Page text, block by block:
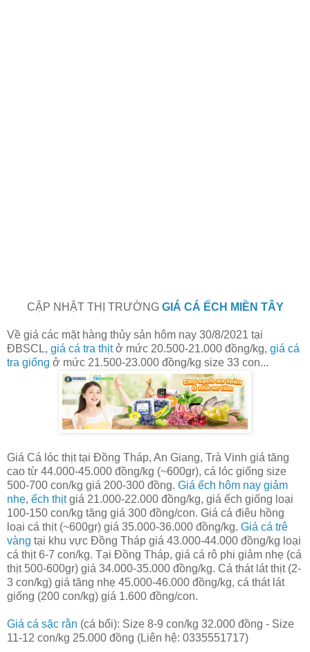
CẬP NHẬT THỊ TRƯỜNG GIÁ CÁ ẾCH MIỀN TÂY
Về giá các mặt hàng thủy sản hôm nay 30/8/2021 tại
ĐBSCL, giá cá tra thịtở mức 20.500-21.000 đồng/kg, giá cá
tra giống ở mức 21.500-23.000 đồng/kg size 33 con...
Giá Cá lóc thịt tại Đồng Tháp, An Giang, Trà Vinh giá tăng
cao từ 44.000-45.000 đồng/kg (~600gr), cá lóc giống size
500-700 con/kg giá 200-300 đồng. Giá ếch hôm nay giảm
nhẹ, ếch thịtgiá 21.000-22.000 đồng/kg, giá ếch giống loại
100-150 con/kg tăng giá 300 đồng/con. Giá cá điêu hồng
loại cá thịt (~600gr) giá 35.000-36.000 đồng/kg. Giá cá trê
vàng tại khu vực Đồng Tháp giá 43.000-44.000 đồng/kg loại
cá thịt 6-7 con/kg. Tại Đồng Tháp, giá cá rô phi giảm nhẹ (cá
thịt 500-600gr) giá 34.000-35.000 đồng/kg. Cá thát lát thịt (2-
3 con/kg) giá tăng nhẹ 45.000-46.000 đồng/kg, cá thát lát
giống (200 con/kg) giá 1.600 đồng/con.
Giá cá sặc rằn (cá bổi): Size 8-9 con/kg 32.000 đồng - Size
11-12 con/kg 25.000 đồng (Liên hệ: 0335551717)